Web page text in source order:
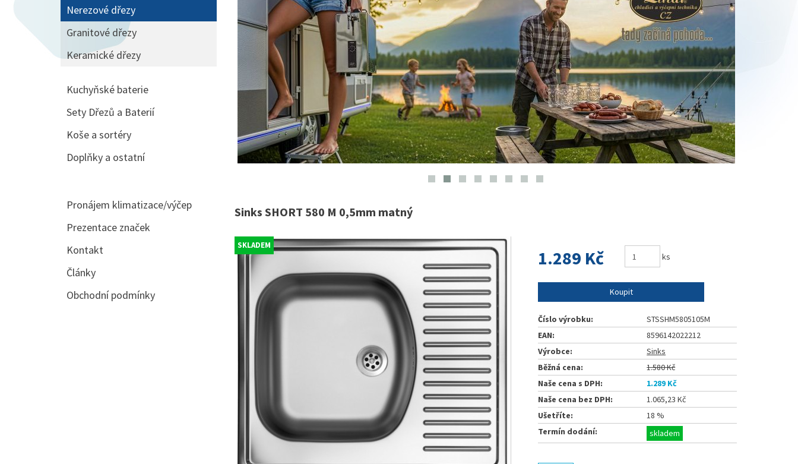
Sinks SHORT 580 M 0,5mm matný
SKLADEM
1.289 Kč ks
Koupit
Číslo výrobku:
STSSHM5805105M
EAN:
8596142022212
Výrobce:
Sinks
Běžná cena:
1.580 Kč
Naše cena s DPH:
1.289 Kč
Naše cena bez DPH:
1.065,23 Kč
Ušetříte:
18 %
Termín dodání:
skladem
Nerezové dřezy
Granitové dřezy
Keramické dřezy
Kuchyňské baterie
Sety Dřezů a Baterií
Koše a sortéry
Doplňky a ostatní
Pronájem klimatizace/výčep
Prezentace značek
Kontakt
Články
Obchodní podmínky